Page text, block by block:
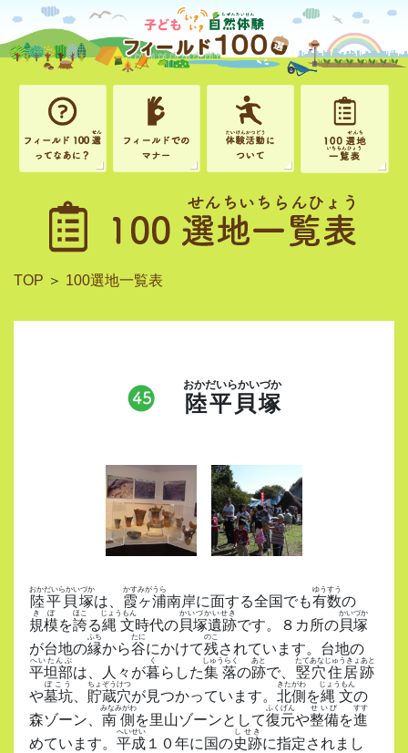
TOP ＞ 100選地一覧表
陸平貝塚
おかだいらかいづか
陸平貝塚
おかだいらかいづか
は、 霞ヶ浦
かすみがうら
南岸に面する全国でも有数
ゆうすう
の
規模
きぼ
を誇
ほこ
る縄文
じょうもん
時代の貝塚遺跡
かいづかいせき
です。８カ所の貝塚
かいづか
が台地の縁
ふち
から谷
たに
にかけて残
のこ
されています。台地の
平坦部
へいたんぶ
は、人々が暮
く
らした集落
しゅうらく
の跡
あと
で、 竪穴住居跡
たてあなじゅうきょあと
や墓坑
ぼこう
貯蔵穴
ちょぞうけつ
が見つかっています。 北側
きたがわ
を縄文
じょうもん
の
森ゾーン、 南側
みなみがわ
を里山ゾーンとして復元
ふくげん
や整備
せいび
を進
すす
めています。 平成
へいせい
１０年に国の史跡
しせき
に指定されまし